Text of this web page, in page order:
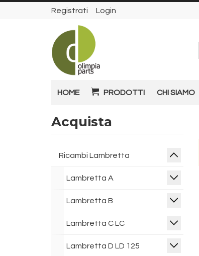
Registrati Login
HOME PRODOTTI CHI SIAMO
Acquista
Ricambi Lambretta
Lambretta A
Lambretta B
Lambretta C LC
Lambretta D LD 125